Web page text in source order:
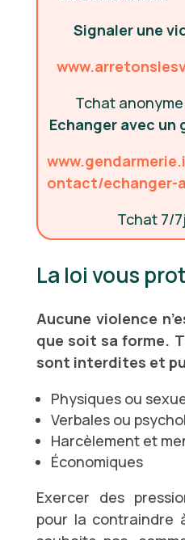
Signaler une
Tchat
Echanger avec un
ontact/echanger-
Tchat 7/
La loi vous
Aucune violence
que soit sa forme.
sont interdites et
Physiques ou
Verbales ou
Harcèlement et
Économiques
Exercer des
pour la contraindre